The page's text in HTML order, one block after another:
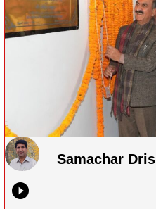
Samachar